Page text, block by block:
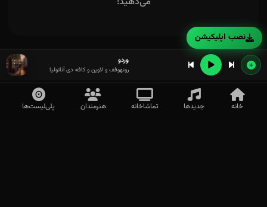
وردو
رونهوفف و لاوین و کافه دی آناتولیا
خانه جدیدها تماشاخانه هنرمندان پلی‌لیست‌ها
نصب اپلیکیشن